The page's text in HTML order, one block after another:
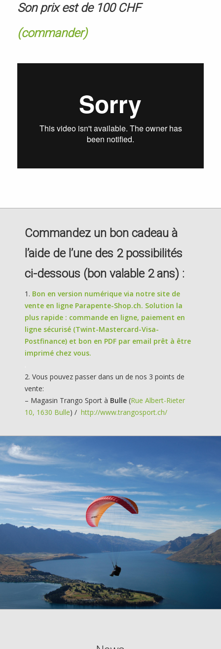
Son prix est de 100 CHF
(commander)
Commandez un bon cadeau à
l’aide de l’une des 2 possibilités
ci-dessous (bon valable 2 ans) :
Bon en version numérique via notre site de
vente en ligne Parapente-Shop.ch. Solution la
plus rapide : commande en ligne, paiement en
ligne sécurisé (Twint-Mastercard-Visa-
Postfinance) et bon en PDF par email prêt à être
imprimé chez vous.
Vous pouvez passer dans un de nos 3 points de
vente:
– Magasin Trango Sport à Bulle (Rue Albert-Rieter
10, 1630 Bulle) / http://www.trangosport.ch/